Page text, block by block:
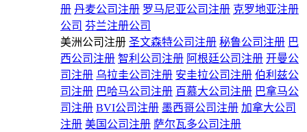
册 丹麦公司注册 罗马尼亚公司注册 克罗地亚注册
公司 芬兰注册公司
美洲公司注册 圣文森特公司注册 秘鲁公司注册 巴
西公司注册 智利公司注册 阿根廷公司注册 开曼公
司注册 乌拉圭公司注册 安圭拉公司注册 伯利兹公
司注册 巴哈马公司注册 百慕大公司注册 巴拿马公
司注册 BVI公司注册 墨西哥公司注册 加拿大公司
注册 美国公司注册 萨尔瓦多公司注册